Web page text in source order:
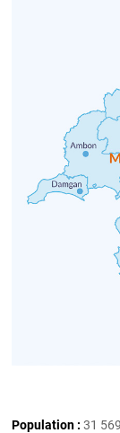
Population : 31